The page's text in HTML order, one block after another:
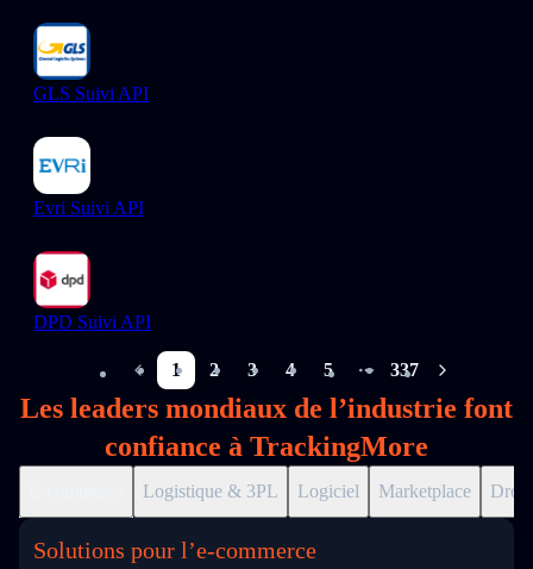
GLS Suivi API
Evri Suivi API
DPD Suivi API
1 2 3 4 5
More pages
337
Les leaders mondiaux de l’industrie font
confiance à TrackingMore
Logistique & 3PL Logiciel Marketplace
Solutions pour l’e‑commerce